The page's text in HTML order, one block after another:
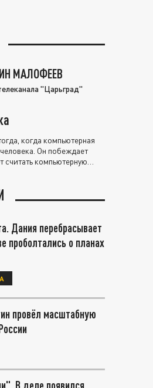
МАЛОФЕЕВ
"Царьград"
когда компьютерная
Он побеждает
считать компьютерную
Дания перебрасывает
проболтались о планах
провёл масштабную